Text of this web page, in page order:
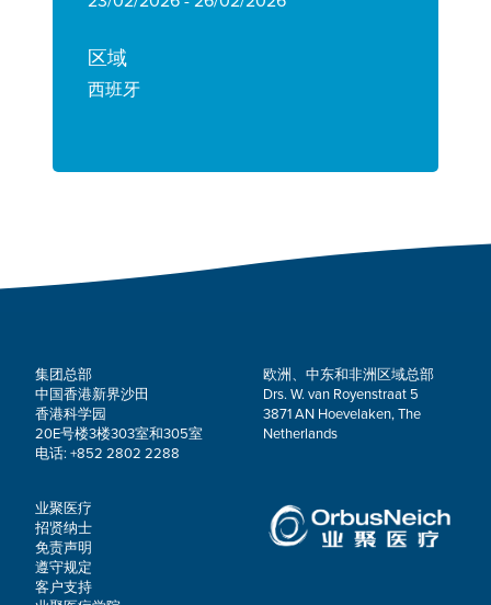
区域
西班牙
集团总部
中国香港新界沙田
香港科学园
20E号楼3楼303室和305室
电话: +852 2802 2288
欧洲、中东和非洲区域总部
Drs. W. van Royenstraat 5
3871 AN Hoevelaken, The
Netherlands
业聚医疗
招贤纳士
免责声明
遵守规定
客户支持